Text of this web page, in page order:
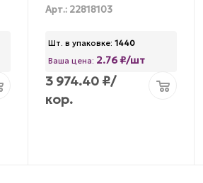
Арт.: 22818103
Шт. в упаковке: 1440
Ваша цена: 2.76 ₽/шт
3 974.40 ₽/
кор.